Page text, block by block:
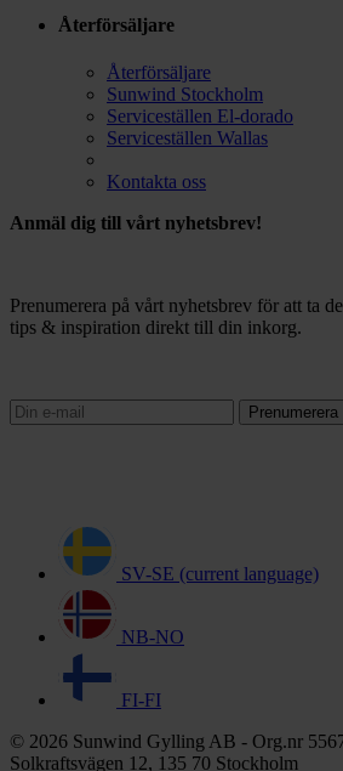
Återförsäljare
Återförsäljare
Sunwind Stockholm
Serviceställen El-dorado
Serviceställen Wallas
Kontakta oss
Anmäl dig till vårt nyhetsbrev!
Prenumerera på vårt nyhetsbrev för att ta
tips & inspiration direkt till din inkorg.
Prenumerera
SV-SE (current language)
NB-NO
FI-FI
© 2026 Sunwind Gylling AB - Org.nr
Solkraftsvägen 12, 135 70 Stockholm